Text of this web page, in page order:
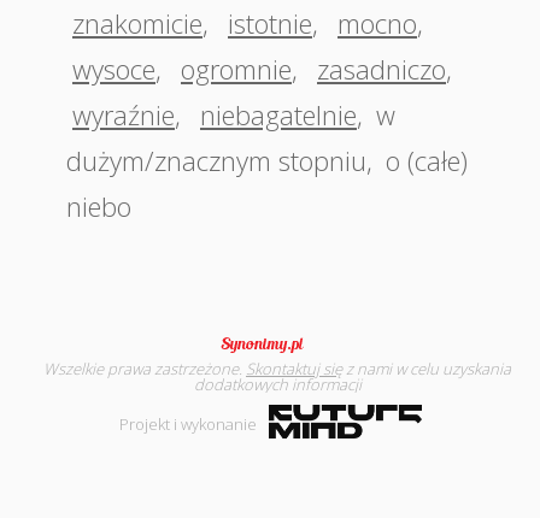
znakomicie, istotnie, mocno,
wysoce, ogromnie, zasadniczo,
wyraźnie, niebagatelnie, w
dużym/znacznym stopniu, o (całe)
niebo
Wszelkie prawa zastrzeżone. Skontaktuj sięz nami w celu uzyskania
dodatkowych informacji
Projekt i wykonanie